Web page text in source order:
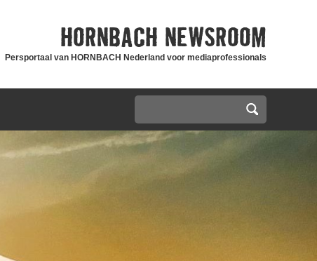
HORNBACH NEWSROOM
Persportaal van HORNBACH Nederland voor mediaprofessionals